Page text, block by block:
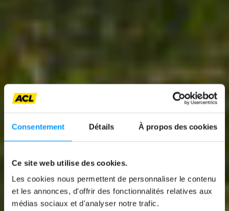
Consentement Détails À propos des cookies
Ce site web utilise des cookies.
Les cookies nous permettent de personnaliser le contenu
et les annonces, d'offrir des fonctionnalités relatives aux
médias sociaux et d'analyser notre trafic.
COMMENT VIANDEN
EST DEVENUE LE
THÉÂTRE D’UNE